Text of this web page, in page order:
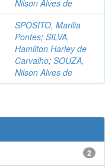
Nilson Alves de
SPOSITO, Marilia
Pontes; SILVA,
Hamilton Harley de
Carvalho; SOUZA,
Nilson Alves de
2